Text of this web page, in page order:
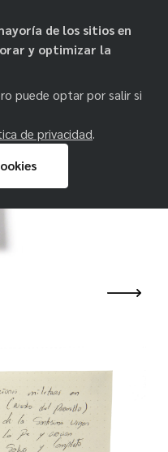
de los sitios en
y optimizar la
puede optar por salir si
de privacidad.